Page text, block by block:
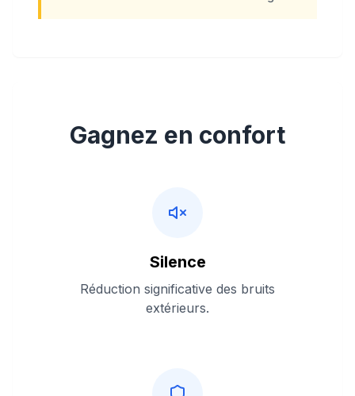
Gagnez en confort
Silence
Réduction significative des bruits
extérieurs.